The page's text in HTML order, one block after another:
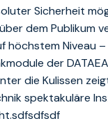
Sicherheit
dem Publikum
höchstem Niveau –
der
die Kulissen
spektakuläre